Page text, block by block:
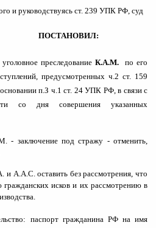
и руководствуясь ст. 239 УПК РФ, суд
ПОСТАНОВИЛ:
преследование К.A.M.
по его
предусмотренных ч.2 ст. 159
п.З ч.1 ст. 24 УПК РФ, в связи с
со дня совершения указанных
.- заключение под стражу - отменить,
и А.А.С. оставить без рассмотрения, что
гражданских исков и их рассмотрению в
паспорт гражданина РФ на имя